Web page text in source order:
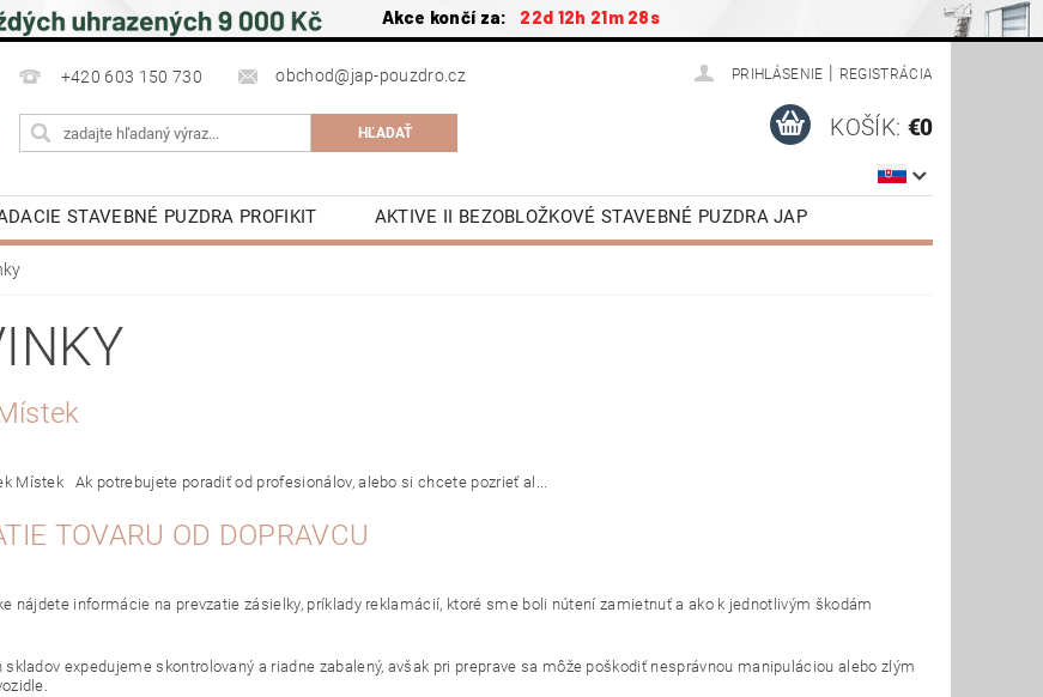
Akce končí za: 22d 12h 21m 27s
+420 603 150 730 obchod@jap-pouzdro.cz PRIHLÁSENIE REGISTRÁCIA
KOŠÍK: €0
STAVEBNÉ PUZDRA PROFIKIT
AKTIVE II BEZOBLOŽKOVÉ STAVEBNÉ PUZDRA JAP
OSOBNÍCH ÚDAJŮ
Místek Ak potrebujete poradiť od profesionálov, alebo si chcete pozrieť al...
TOVARU OD DOPRAVCU
nájdete informácie na prevzatie zásielky, príklady reklamácií, ktoré sme boli nútení zamietnuť a ako k jednotlivým škodám
skladov expedujeme skontrolovaný a riadne zabalený, avšak pri preprave sa môže poškodiť nesprávnou manipuláciou alebo zlým